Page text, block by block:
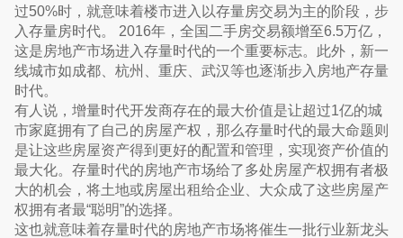
过50%时，就意味着楼市进入以存量房交易为主的阶段，步
入存量房时代。 2016年，全国二手房交易额增至6.5万亿，
这是房地产市场进入存量时代的一个重要标志。此外，新一
线城市如成都、杭州、重庆、武汉等也逐渐步入房地产存量
时代。
有人说，增量时代开发商存在的最大价值是让超过1亿的城
市家庭拥有了自己的房屋产权，那么存量时代的最大命题则
是让这些房屋资产得到更好的配置和管理，实现资产价值的
最大化。存量时代的房地产市场给了多处房屋产权拥有者极
大的机会，将土地或房屋出租给企业、大众成了这些房屋产
权拥有者最“聪明”的选择。
这也就意味着存量时代的房地产市场将催生一批行业新龙头